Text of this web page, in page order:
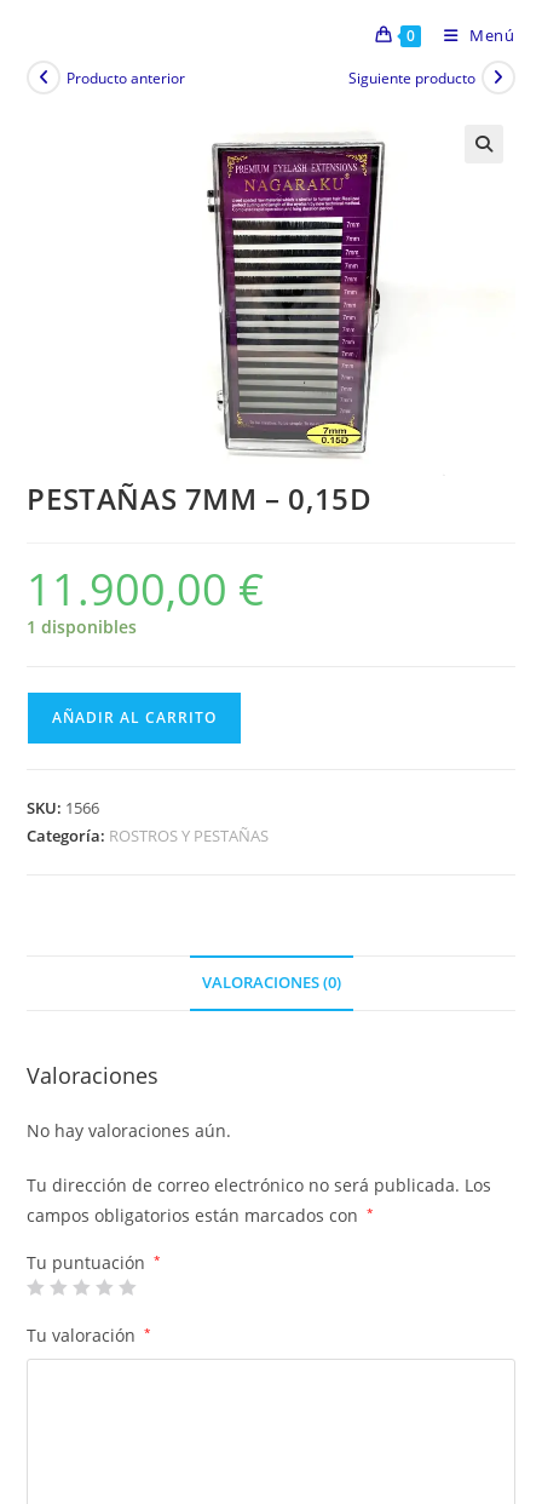
0 Menú
Producto anterior Siguiente producto
PESTAÑAS 7MM – 0,15D
11.900,00 €
1 disponibles
AÑADIR AL CARRITO
SKU: 1566
Categoría: ROSTROS Y PESTAÑAS
VALORACIONES (0)
Valoraciones
No hay valoraciones aún.
Tu dirección de correo electrónico no será publicada. Los
campos obligatorios están marcados con
*
Tu puntuación *
Tu valoración *